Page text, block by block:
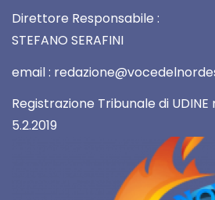
Direttore Responsabile :
STEFANO SERAFINI
email :
Registrazione Tribunale di UDINE
5.2.2019